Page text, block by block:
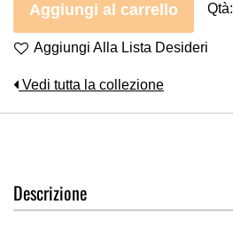
Aggiungi al carrello Qtà:
Aggiungi Alla Lista Desideri
Vedi tutta la collezione
Descrizione